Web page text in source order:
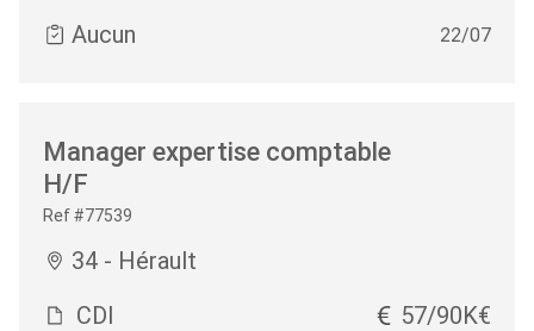
Aucun
22/07
Manager expertise comptable
H/F
Ref #77539
34 - Hérault
CDI
57/90K€